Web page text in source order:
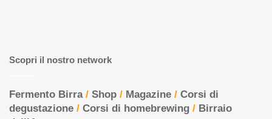
Scopri il nostro network
Fermento Birra/ Shop / Magazine / Corsi di
degustazione / Corsi di homebrewing / Birraio